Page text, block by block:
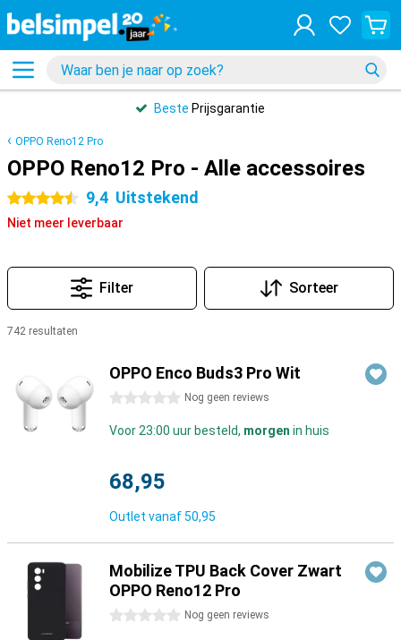
Beste Prijsgarantie
OPPO Reno12 Pro
OPPO Reno12 Pro - Alle accessoires
4.5 sterren 9,4 Uitstekend
Niet meer leverbaar
Filter Sorteer
742 resultaten
OPPO Enco Buds3 Pro Wit
0 sterren Nog geen reviews
Voor 23:00 uur besteld, morgen in huis
68,95
Outlet vanaf50,95
Mobilize TPU Back Cover Zwart
OPPO Reno12 Pro
0 sterren Nog geen reviews